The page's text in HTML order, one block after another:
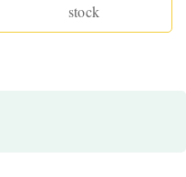
stock